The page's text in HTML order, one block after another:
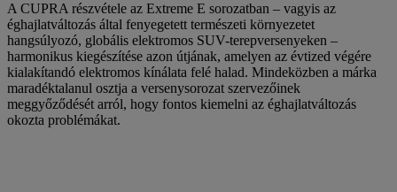
A CUPRA részvétele az Extreme E sorozatban – vagyis az
éghajlatváltozás által fenyegetett természeti környezetet
hangsúlyozó, globális elektromos SUV-terepversenyeken –
harmonikus kiegészítése azon útjának, amelyen az évtized végére
kialakítandó elektromos kínálata felé halad. Mindeközben a márka
maradéktalanul osztja a versenysorozat szervezőinek
meggyőződését arról, hogy fontos kiemelni az éghajlatváltozás
okozta problémákat.